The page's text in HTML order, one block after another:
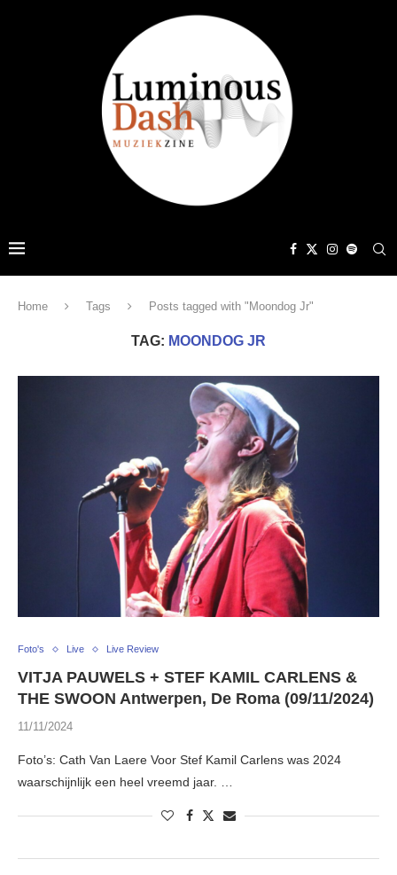
Home Tags Posts tagged with "Moondog Jr"
TAG: MOONDOG JR
Foto's Live Live Review
VITJA PAUWELS + STEF KAMIL CARLENS &
THE SWOON Antwerpen, De Roma (09/11/2024)
11/11/2024
Foto’s: Cath Van Laere Voor Stef Kamil Carlens was 2024
waarschijnlijk een heel vreemd jaar. …